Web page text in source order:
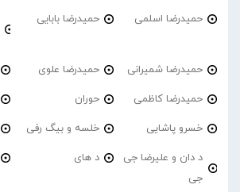
حمیدرضا اسلمی حمیدرضا بابایی
حمیدرضا شمیرانی حمیدرضا علوی
حمیدرضا کاظمی حوران
خسرو پاشایی خلسه و بیگ رفی
د دان و علیرضا جی
جی
د های